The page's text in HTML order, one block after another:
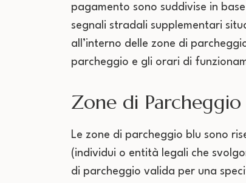
pagamento sono suddivise in
segnali stradali supplementari
all’interno delle zone di
parcheggio e gli orari di
Zone di Parcheggio
Le zone di parcheggio blu sono
(individui o entità legali che
di parcheggio valida per una